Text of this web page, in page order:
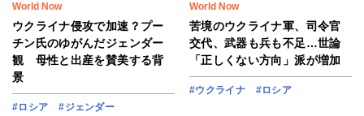
World Now
ウクライナ侵攻で加速？プー
チン氏のゆがんだジェンダー
観 母性と出産を賛美する背
景
#ロシア #ジェンダー
World Now
苦境のウクライナ軍、司令官
交代、武器も兵も不足…世論
「正しくない方向」派が増加
#ウクライナ #ロシア